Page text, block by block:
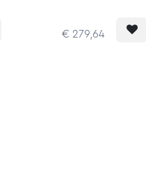
€ 279,64